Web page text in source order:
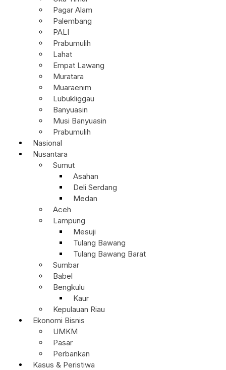
Pagar Alam
Palembang
PALI
Prabumulih
Lahat
Empat Lawang
Muratara
Muaraenim
Lubukliggau
Banyuasin
Musi Banyuasin
Prabumulih
Nasional
Nusantara
Sumut
Asahan
Deli Serdang
Medan
Aceh
Lampung
Mesuji
Tulang Bawang
Tulang Bawang Barat
Sumbar
Babel
Bengkulu
Kaur
Kepulauan Riau
Ekonomi Bisnis
UMKM
Pasar
Perbankan
Kasus & Peristiwa